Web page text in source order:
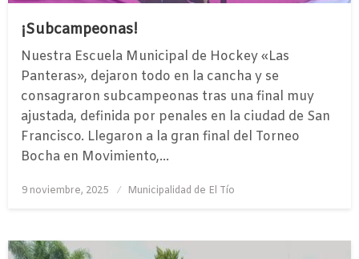
¡Subcampeonas!
Nuestra Escuela Municipal de Hockey «Las
Panteras», dejaron todo en la cancha y se
consagraron subcampeonas tras una final muy
ajustada, definida por penales en la ciudad de San
Francisco. Llegaron a la gran final del Torneo
Bocha en Movimiento,…
Publicado
9 noviembre, 2025 Municipalidad de El Tío